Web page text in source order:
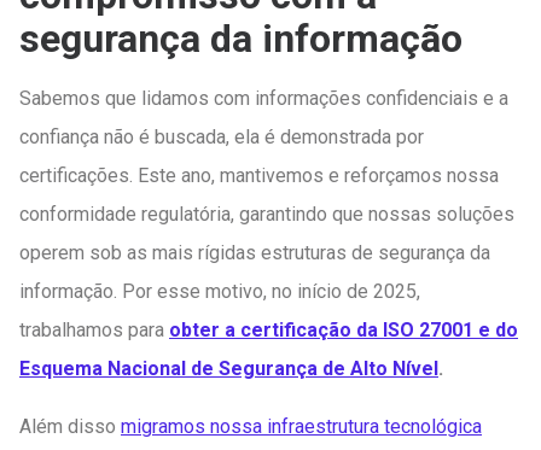
segurança da informação
Sabemos que lidamos com informações confidenciais e a
confiança não é buscada, ela é demonstrada por
certificações. Este ano, mantivemos e reforçamos nossa
conformidade regulatória, garantindo que nossas soluções
operem sob as mais rígidas estruturas de segurança da
informação. Por esse motivo, no início de 2025,
trabalhamos para obter a certificação da ISO 27001 e do
Esquema Nacional de Segurança de Alto Nível.
Além disso migramos nossa infraestrutura tecnológica